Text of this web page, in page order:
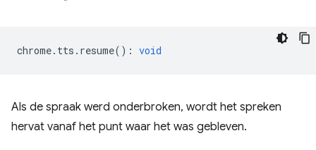
chrome. tts . resume() : void
Als de spraak werd onderbroken, wordt het spreken
hervat vanaf het punt waar het was gebleven.